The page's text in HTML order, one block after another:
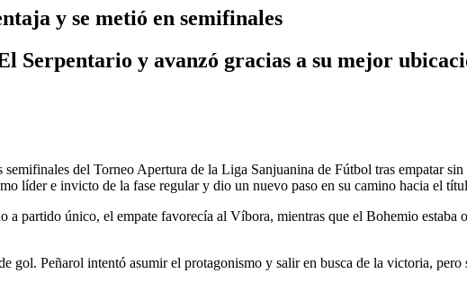
y se metió en semifinales
Serpentario y avanzó gracias a su mejor
del Torneo Apertura de la Liga Sanjuanina de Fútbol tras empatar
líder e invicto de la fase regular y dio un nuevo paso en su camino hacia el
a partido único, el empate favorecía al Víbora, mientras que el Bohemio estaba
gol. Peñarol intentó asumir el protagonismo y salir en busca de la victoria,